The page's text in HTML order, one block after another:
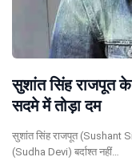
सुशांत सिंह राजपूत के
सदमे में तोड़ा दम
सुशांत सिंह राजपूत (Sushant
(Sudha Devi) बर्दाश्त नहीं…